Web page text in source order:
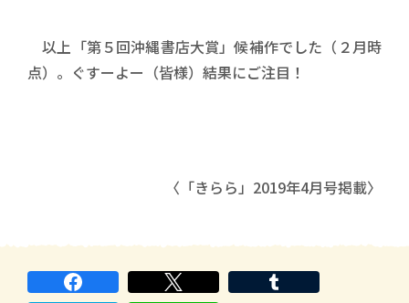
以上「第５回沖縄書店大賞」候補作でした（２月時
点）。ぐすーよー（皆様）結果にご注目！
〈「きらら」2019年4月号掲載〉